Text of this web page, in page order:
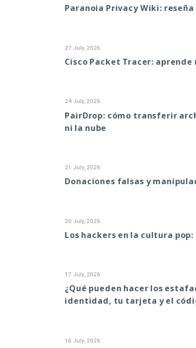
Paranoia Privacy Wiki:
27 July, 2026
Cisco Packet Tracer:
24 July, 2026
PairDrop: cómo transferir
ni la nube
21 July, 2026
Donaciones falsas y
20 July, 2026
Los hackers en la cultura
17 July, 2026
¿Qué pueden hacer los
identidad, tu tarjeta y el
16 July, 2026